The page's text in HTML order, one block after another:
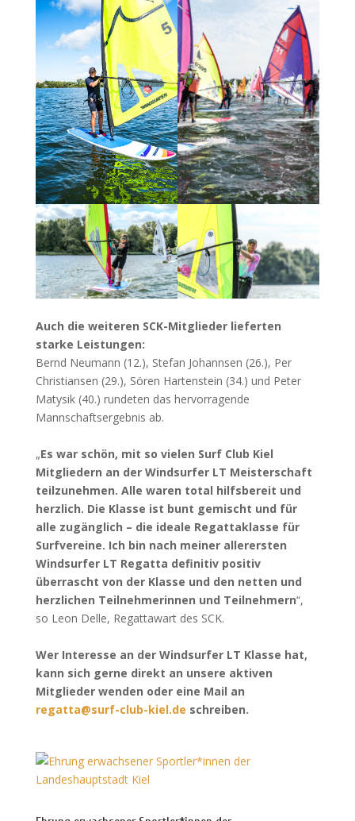
Auch die weiteren SCK-Mitglieder lieferten
starke Leistungen:
Bernd Neumann (12.), Stefan Johannsen (26.), Per
Christiansen (29.), Sören Hartenstein (34.) und Peter
Matysik (40.) rundeten das hervorragende
Mannschaftsergebnis ab.
„Es war schön, mit so vielen Surf Club Kiel
Mitgliedern an der Windsurfer LT Meisterschaft
teilzunehmen. Alle waren total hilfsbereit und
herzlich. Die Klasse ist bunt gemischt und für
alle zugänglich – die ideale Regattaklasse für
Surfvereine. Ich bin nach meiner allerersten
Windsurfer LT Regatta definitiv positiv
überrascht von der Klasse und den netten und
herzlichen Teilnehmerinnen und Teilnehmern“,
so Leon Delle, Regattawart des SCK.
Wer Interesse an der Windsurfer LT Klasse hat,
kann sich gerne direkt an unsere aktiven
Mitglieder wenden oder eine Mail an
regatta@surf-club-kiel.de schreiben.